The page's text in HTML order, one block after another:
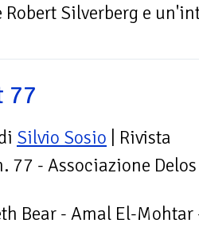
Silverberg e
77
Silvio Sosio | Rivista
77 - Associazione Delos
Bear - Amal El-Mohtar